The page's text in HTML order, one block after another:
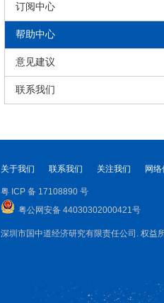
订阅中心
帮助中心
意见建议
联系我们
关于我们 联系我们 关注我们 网
粤 ICP 备 17108890 号
粤公网安备 44030302000421号
深圳市国中道经济研究有限责任公司. 权